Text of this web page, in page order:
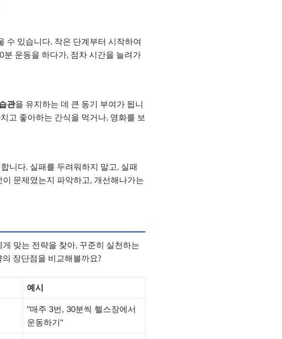
수 있습니다. 작은 단계부터 시작하여
분 운동을 하다가, 점차 시간을 늘려가
관을 유지하는 데 큰 동기 부여가 됩니
고 좋아하는 간식을 먹거나, 영화를 보
니다. 실패를 두려워하지 말고, 실패
문제였는지 파악하고, 개선해나가는
맞는 전략을 찾아, 꾸준히 실천하는
장단점을 비교해볼까요?
예시
"매주 3번, 30분씩 헬스장에서
운동하기"